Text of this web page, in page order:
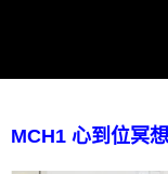
MCH1 心到位冥